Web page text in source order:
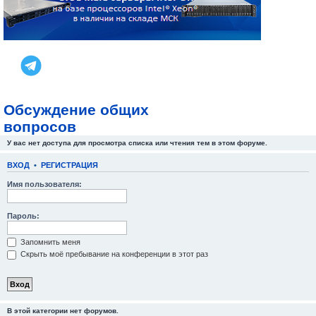
Обсуждение общих
вопросов
У вас нет доступа для просмотра списка или чтения тем в этом форуме.
ВХОД • РЕГИСТРАЦИЯ
Имя пользователя:
Пароль:
Запомнить меня
Скрыть моё пребывание на конференции в этот раз
В этой категории нет форумов.